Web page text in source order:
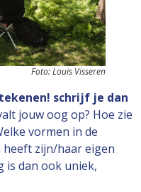
Foto: Louis Visseren
schrijf je dan
jouw oog op? Hoe zie
vormen in de
zijn/haar eigen
is dan ook uniek,